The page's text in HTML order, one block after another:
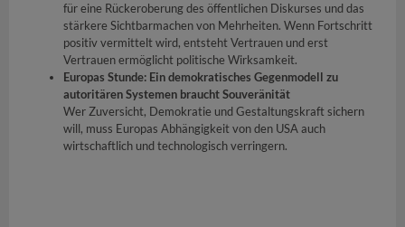
für eine Rückeroberung des öffentlichen Diskurses und das
stärkere Sichtbarmachen von Mehrheiten. Wenn Fortschritt
positiv vermittelt wird, entsteht Vertrauen und erst
Vertrauen ermöglicht politische Wirksamkeit.
Europas Stunde: Ein demokratisches Gegenmodell zu
autoritären Systemen braucht Souveränität
Wer Zuversicht, Demokratie und Gestaltungskraft sichern
will, muss Europas Abhängigkeit von den USA auch
wirtschaftlich und technologisch verringern.